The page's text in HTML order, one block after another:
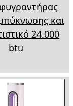
και
24.000
btu